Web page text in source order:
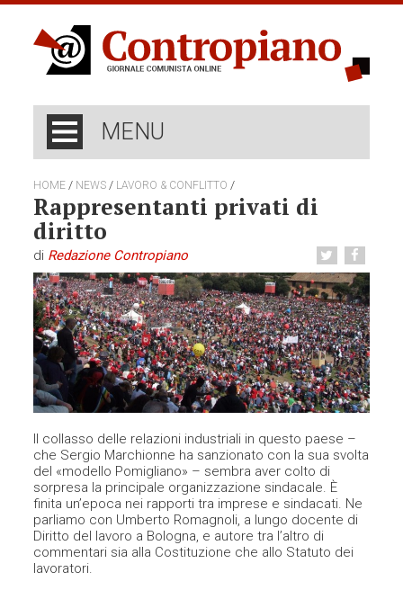
MENU
HOME / NEWS / LAVORO & CONFLITTO /
Rappresentanti privati di
diritto
di Redazione Contropiano
Il collasso delle relazioni industriali in questo paese –
che Sergio Marchionne ha sanzionato con la sua svolta
del «modello Pomigliano» – sembra aver colto di
sorpresa la principale organizzazione sindacale. È
finita un’epoca nei rapporti tra imprese e sindacati. Ne
parliamo con Umberto Romagnoli, a lungo docente di
Diritto del lavoro a Bologna, e autore tra l’altro di
commentari sia alla Costituzione che allo Statuto dei
lavoratori.